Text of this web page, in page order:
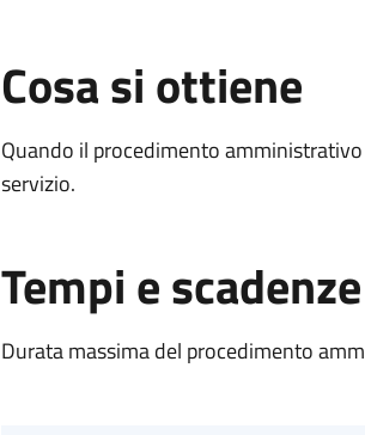
Cosa si ottiene
Quando il procedimento
servizio.
Tempi e scadenze
Durata massima del procedimento